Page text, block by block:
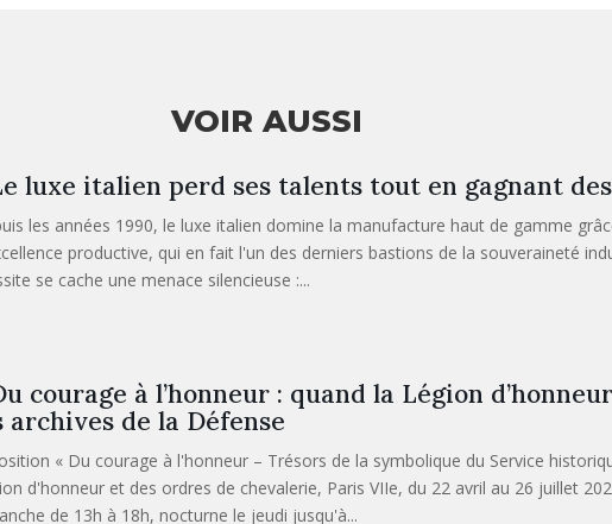
VOIR AUSSI
luxe italien perd ses talents tout en gagnant
les années 1990, le luxe italien domine la manufacture haut de gamme
productive, qui en fait l'un des derniers bastions de la souveraineté
se cache une menace silencieuse :...
courage à l’honneur : quand la Légion
archives de la Défense
« Du courage à l'honneur – Trésors de la symbolique du Service
d'honneur et des ordres de chevalerie, Paris VIIe, du 22 avril au 26 juillet
de 13h à 18h, nocturne le jeudi jusqu'à...